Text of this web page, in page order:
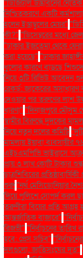
"ডিজিটাল উদ্ভাবনের
নিশ্চিতকরণে একটি
হলেন ইস্তাম্বুলের মেয়র"
কী?" "ডিসেম্বরের মধ্যে
"ঢাকার ইজতেমা থেকে
করা হয়েছে" "ঢাকার
ধুলোর কারণে বাড়ছে
নিয়ে ৩টি রিভিউ আবেদন
রেকর্ড: জাকেরের অসাধারণ
দেওয়ার পর তরুণের লাশ
ধারণা" "দিনাজপুরে মৌসুম
স্বামীর বিরুদ্ধে দুদকের
নিয়ে নতুন দলের কমিটি
মামলায় ইয়াবা ব্যবসায়ীর
এইচএমপিভি ভাইরাসে
প্রায় ৩ লাখ কোটি টাকার
ছাত্রশিবিরের
শুরু"নর্থ মেসিডোনিয়ার
দিয়ে পুলিশে সোপর্দ করল
তরুণীরা বিয়ের প্রতি আগ্রহ
আন্তর্জাতিক বাজারে"
রিজভী" "নির্বাচনের তারিখ
হবে: প্রেস সচিব"
দলগুলো: জাতিসংঘের দূত"